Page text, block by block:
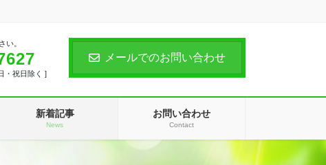
い。
・祝日除く ]
メールでのお問い合わせ
新着記事
News
お問い合わせ
Contact